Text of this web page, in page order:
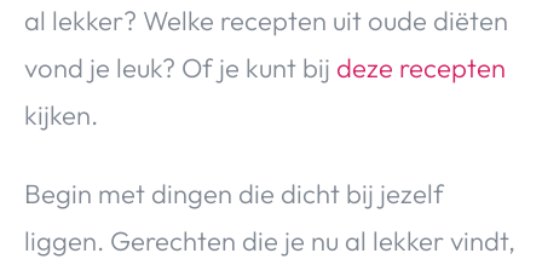
al lekker? Welke recepten uit oude diëten
vond je leuk? Of je kunt bij deze recepten
kijken.
Begin met dingen die dicht bij jezelf
liggen. Gerechten die je nu al lekker vindt,